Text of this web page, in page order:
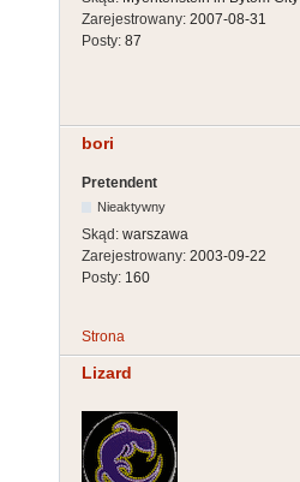
Zarejestrowany: 2007-08-31
Posty: 87
bori
Pretendent
Nieaktywny
Skąd: warszawa
Zarejestrowany: 2003-09-22
Posty: 160
Strona
Lizard